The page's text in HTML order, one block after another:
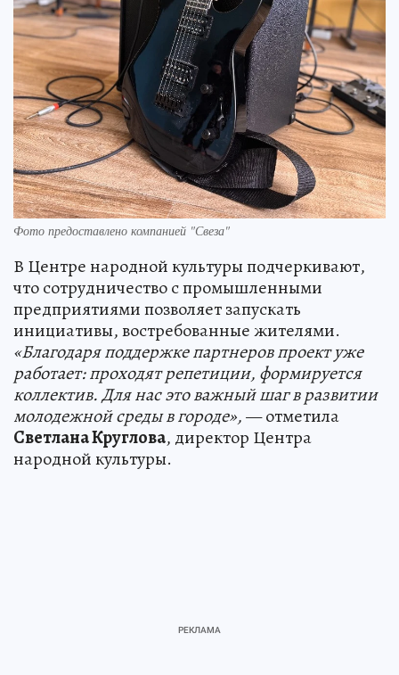
Фото предоставлено компанией "Свеза"
В Центре народной культуры подчеркивают,
что сотрудничество с промышленными
предприятиями позволяет запускать
инициативы, востребованные жителями.
«Благодаря поддержке партнеров проект уже
работает: проходят репетиции, формируется
коллектив. Для нас это важный шаг в развитии
молодежной среды в городе»,— отметила
Светлана Круглова, директор Центра
народной культуры.